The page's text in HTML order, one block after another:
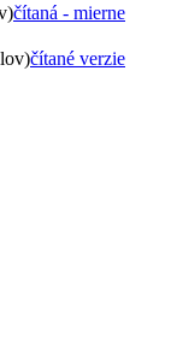
čítaná - mierne
čítané verzie